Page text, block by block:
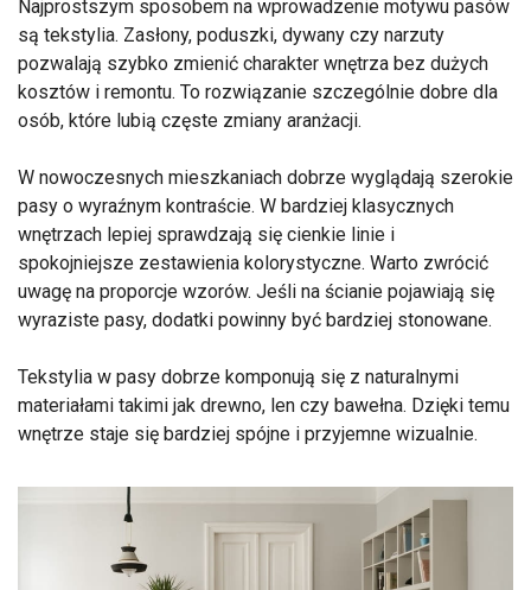
Najprostszym sposobem na wprowadzenie motywu pasów
są tekstylia. Zasłony, poduszki, dywany czy narzuty
pozwalają szybko zmienić charakter wnętrza bez dużych
kosztów i remontu. To rozwiązanie szczególnie dobre dla
osób, które lubią częste zmiany aranżacji.
W nowoczesnych mieszkaniach dobrze wyglądają szerokie
pasy o wyraźnym kontraście. W bardziej klasycznych
wnętrzach lepiej sprawdzają się cienkie linie i
spokojniejsze zestawienia kolorystyczne. Warto zwrócić
uwagę na proporcje wzorów. Jeśli na ścianie pojawiają się
wyraziste pasy, dodatki powinny być bardziej stonowane.
Tekstylia w pasy dobrze komponują się z naturalnymi
materiałami takimi jak drewno, len czy bawełna. Dzięki temu
wnętrze staje się bardziej spójne i przyjemne wizualnie.